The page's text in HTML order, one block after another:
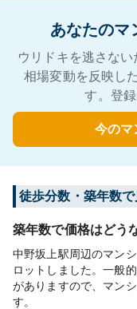
あなたのマ
ウリドキを逃さな
相場変動を反映し
す。登
今のマ
徒歩分数・築年数
築年数で価格はどう
中野坂上駅周辺のマン
ロットしました。一般
がありますので、マン
す。